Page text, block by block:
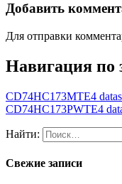
Добавить
Для отправки
Навигация по
CD74HC173MTE4
CD74HC173PWTE4
Найти:
Свежие записи